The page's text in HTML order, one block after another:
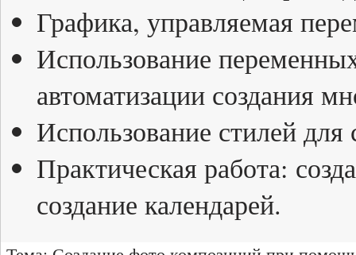
Графика, управляемая
Использование
автоматизации создания
Использование стилей для
Практическая работа:
создание календарей.